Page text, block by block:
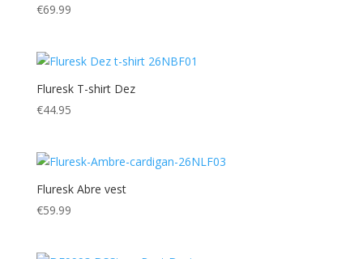
€69.99
Fluresk T-shirt Dez
€44.95
Fluresk Abre vest
€59.99